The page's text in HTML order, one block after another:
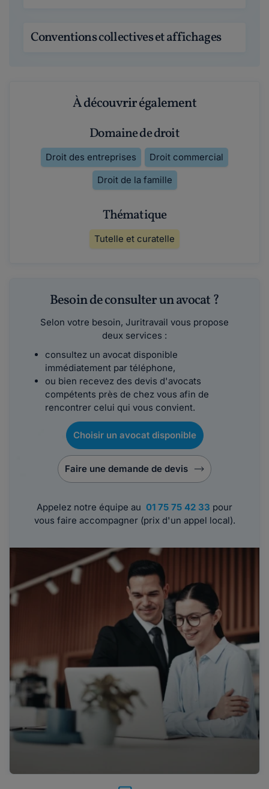
Conventions collectives et affichages
À découvrir également
Domaine de droit
Droit des entreprises
Droit commercial
Droit de la famille
Thématique
Tutelle et curatelle
Besoin de consulter un avocat ?
Selon votre besoin, Juritravail vous propose
deux services :
consultez un avocat disponible
immédiatement par téléphone,
ou bien recevez des devis d'avocats
compétents près de chez vous afin de
rencontrer celui qui vous convient.
Choisir un avocat disponible
Faire une demande de devis
Appelez notre équipe au 01 75 75 42 33 pour
vous faire accompagner (prix d'un appel local).